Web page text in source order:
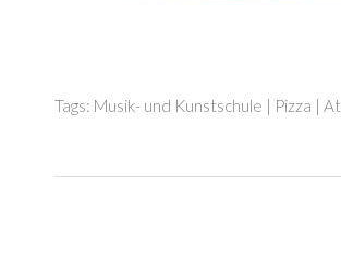
Tags: Musik- und Kunstschule | Pizza |